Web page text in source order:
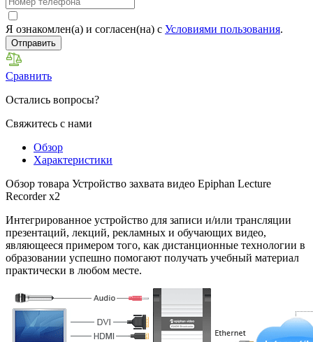
Я ознакомлен(а) и согласен(на) с Условиями пользования.
Отправить
Сравнить
Остались вопросы?
Свяжитесь с нами
Обзор
Характеристики
Обзор товара Устройство захвата видео Epiphan Lecture
Recorder x2
Интегрированное устройство для записи и/или трансляции
пре­зен­та­ций, лекций, рекламных и обучающих видео,
являющееся при­ме­ром того, как дистанционные технологии в
образовании успешно помогают получать учебный материал
практически в любом месте.